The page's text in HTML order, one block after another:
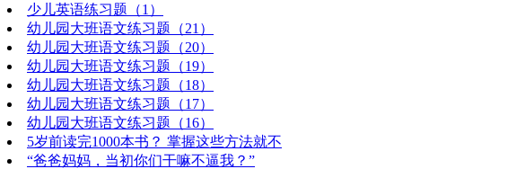
少儿英语练习题（1）
幼儿园大班语文练习题（21）
幼儿园大班语文练习题（20）
幼儿园大班语文练习题（19）
幼儿园大班语文练习题（18）
幼儿园大班语文练习题（17）
幼儿园大班语文练习题（16）
5岁前读完1000本书？ 掌握这些方法就不
“爸爸妈妈，当初你们干嘛不逼我？”